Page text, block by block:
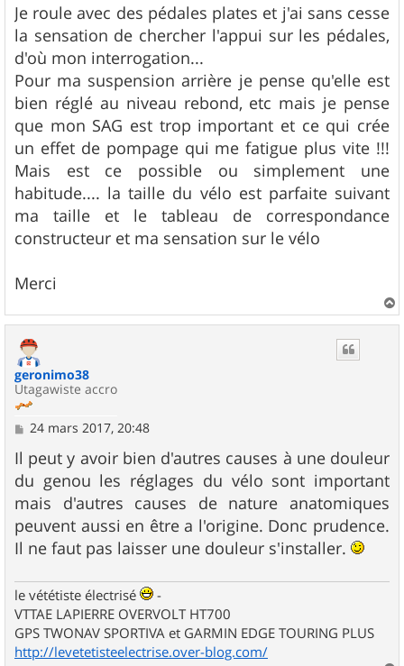
Je roule avec des pédales plates et j'ai sans cesse
la sensation de chercher l'appui sur les pédales,
d'où mon interrogation...
Pour ma suspension arrière je pense qu'elle est
bien réglé au niveau rebond, etc mais je pense
que mon SAG est trop important et ce qui crée
un effet de pompage qui me fatigue plus vite !!!
Mais est ce possible ou simplement une
habitude.... la taille du vélo est parfaite suivant
ma taille et le tableau de correspondance
constructeur et ma sensation sur le vélo
Merci
a
geronimo38
Utagawiste accro
M
s
s
a
g
e
24 mars 2017, 20:48
Il peut y avoir bien d'autres causes à une douleur
du genou les réglages du vélo sont important
mais d'autres causes de nature anatomiques
peuvent aussi en être a l'origine. Donc prudence.
Il ne faut pas laisser une douleur s'installer.
le vététiste électrisé
-
VTTAE LAPIERRE OVERVOLT HT700
GPS TWONAV SPORTIVA et GARMIN EDGE TOURING PLUS
http://levetetisteelectrise.over-blog.com/